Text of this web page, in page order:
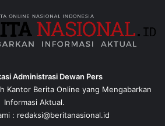
Administrasi Dewan Pers
Kantor Berita Online yang Mengabarkan
Informasi Aktual.
: redaksi@beritanasional.id